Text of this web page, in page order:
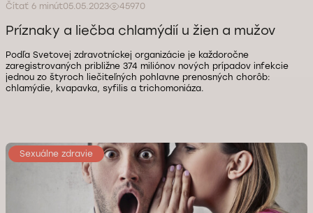
Čítať 6 minút05.05.2023 45970
Príznaky a liečba chlamýdií u žien a mužov
Podľa Svetovej zdravotníckej organizácie je každoročne
zaregistrovaných približne 374 miliónov nových prípadov infekcie
jednou zo štyroch liečiteľných pohlavne prenosných chorôb:
chlamýdie, kvapavka, syfilis a trichomoniáza.
Sexuálne zdravie